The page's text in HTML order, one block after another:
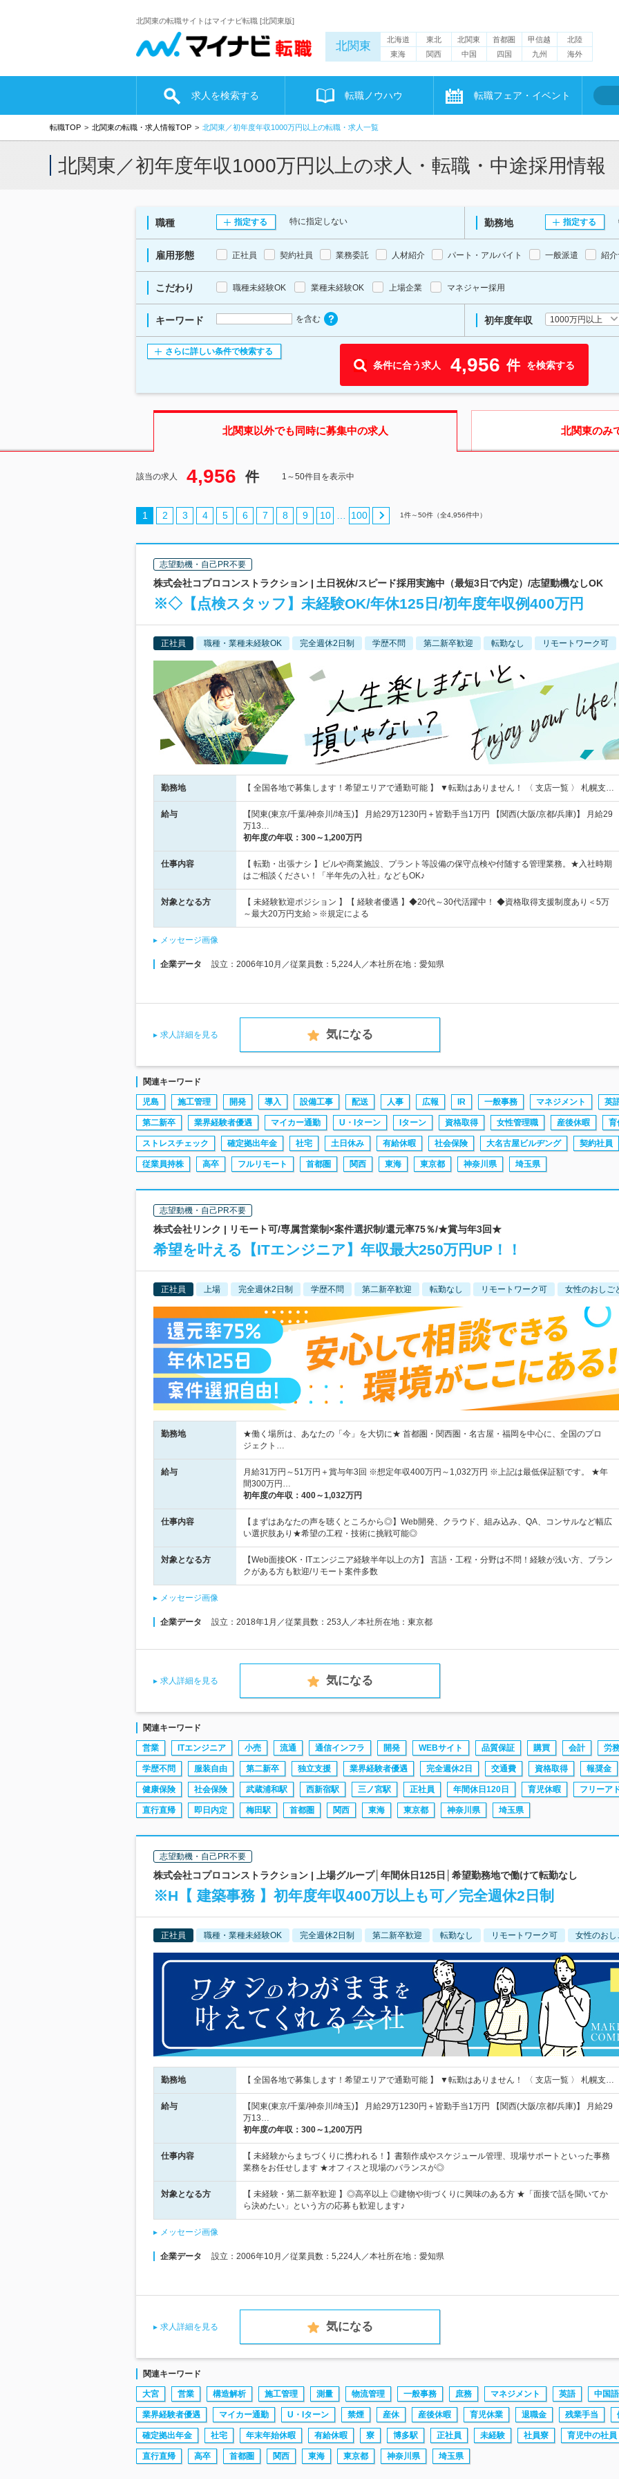
北関東の転職サイトはマイナビ転職 [北関東版]
北関東 北海道 東北 北関東 首都圏 甲信越
北陸
東海
関西 中国 四国 九州 海外
求人を検索する 転職ノウハウ 転職フェア・イベント
転職TOP 北関東の転職・求人情報TOP 北関東／初年度年収1000万円以上の転職・求人一覧
北関東／初年度年収1000万円以上の求人・転職・中途採用情報
職種 指定する 特に指定しない 勤務地 指定する
雇用形態 正社員 契約社員 業務委託 人材紹介 パート・アルバイト 一般派遣 紹
こだわり 職種未経験OK 業種未経験OK 上場企業 マネジャー採用
キーワード を含む 初年度年収 1000万円以上
さらに詳しい条件で検索する
条件に合う求人 4,956 件 を検索する
北関東以外でも同時に募集中の求人 北関東のみ
該当の求人 4,956 件 1～50件目を表示中
1 2 3 4 5 6 7 8 9 10 … 100 1件～50件（全4,956件中）
志望動機・自己PR不要
株式会社コプロコンストラクション | 土日祝休/スピード採用実施中（最短3日で内定）/志望動機なしOK
※◇【点検スタッフ】未経験OK/年休125日/初年度年収例400万円
正社員 職種・業種未経験OK 完全週休2日制 学歴不問 第二新卒歓迎 転勤なし リモートワーク可
勤務地 【 全国各地で募集します！希望エリアで通勤可能 】 ▼転勤はありません！ 〈 支店一覧 〉 札幌支…
給与
【関東(東京/千葉/神奈川/埼玉)】 月給29万1230円＋皆勤手当1万円 【関西(大阪/京都/兵庫)】 月給29
万13…
初年度の年収： 300～1,200万円
仕事内容
【 転勤・出張ナシ 】ビルや商業施設、プラント等設備の保守点検や付随する管理業務。★入社時期
はご相談ください！「半年先の入社」などもOK♪
対象となる方
【 未経験歓迎ポジション 】【 経験者優遇 】◆20代～30代活躍中！ ◆資格取得支援制度あり＜5万
～最大20万円支給＞※規定による
メッセージ画像
企業データ 設立：2006年10月／従業員数：5,224人／本社所在地：愛知県
求人詳細を見る 気になる
関連キーワード
児島 施工管理 開発 導入 設備工事 配送 人事 広報 IR 一般事務 マネジメント 英
第二新卒 業界経験者優遇 マイカー通勤 U・Iターン Iターン 資格取得 女性管理職 産後休暇 育
ストレスチェック 確定拠出年金 社宅 土日休み 有給休暇 社会保険 大名古屋ビルヂング 契約社員
従業員持株 高卒 フルリモート 首都圏 関西 東海 東京都 神奈川県 埼玉県
志望動機・自己PR不要
株式会社リンク | リモート可/専属営業制×案件選択制/還元率75％/★賞与年3回★
希望を叶える【ITエンジニア】年収最大250万円UP！！
正社員 上場 完全週休2日制 学歴不問 第二新卒歓迎 転勤なし リモートワーク可 女性のおしご
勤務地
★働く場所は、あなたの「今」を大切に★ 首都圏・関西圏・名古屋・福岡を中心に、全国のプロ
ジェクト…
給与
月給31万円～51万円＋賞与年3回 ※想定年収400万円～1,032万円 ※上記は最低保証額です。 ★年
間300万円…
初年度の年収： 400～1,032万円
仕事内容
【まずはあなたの声を聴くところから◎】Web開発、クラウド、組み込み、QA、コンサルなど幅広
い選択肢あり★希望の工程・技術に挑戦可能◎
対象となる方
【Web面接OK・ITエンジニア経験半年以上の方】 言語・工程・分野は不問！経験が浅い方、ブラン
クがある方も歓迎/リモート案件多数
メッセージ画像
企業データ 設立：2018年1月／従業員数：253人／本社所在地：東京都
求人詳細を見る 気になる
関連キーワード
営業 ITエンジニア 小売 流通 通信インフラ 開発 WEBサイト 品質保証 購買 会計 労
学歴不問 服装自由 第二新卒 独立支援 業界経験者優遇 完全週休2日 交通費 資格取得 報奨金
健康保険 社会保険 武蔵浦和駅 西新宿駅 三ノ宮駅 正社員 年間休日120日 育児休暇 フリーア
直行直帰 即日内定 梅田駅 首都圏 関西 東海 東京都 神奈川県 埼玉県
志望動機・自己PR不要
株式会社コプロコンストラクション | 上場グループ│年間休日125日│希望勤務地で働けて転勤なし
※H【 建築事務 】初年度年収400万以上も可／完全週休2日制
正社員 職種・業種未経験OK 完全週休2日制 第二新卒歓迎 転勤なし リモートワーク可 女性のお
勤務地 【 全国各地で募集します！希望エリアで通勤可能 】 ▼転勤はありません！ 〈 支店一覧 〉 札幌支…
給与
【関東(東京/千葉/神奈川/埼玉)】 月給29万1230円＋皆勤手当1万円 【関西(大阪/京都/兵庫)】 月給29
万13…
初年度の年収： 300～1,200万円
仕事内容
【 未経験からまちづくりに携われる！】書類作成やスケジュール管理、現場サポートといった事務
業務をお任せします ★オフィスと現場のバランスが◎
対象となる方
【 未経験・第二新卒歓迎 】◎高卒以上 ◎建物や街づくりに興味のある方 ★「面接で話を聞いてか
ら決めたい」という方の応募も歓迎します♪
メッセージ画像
企業データ 設立：2006年10月／従業員数：5,224人／本社所在地：愛知県
求人詳細を見る 気になる
関連キーワード
大宮 営業 構造解析 施工管理 測量 物流管理 一般事務 庶務 マネジメント 英語 中国語
業界経験者優遇 マイカー通勤 U・Iターン 禁煙 産休 産後休暇 育児休業 退職金 残業手当
確定拠出年金 社宅 年末年始休暇 有給休暇 寮 博多駅 正社員 未経験 社員寮 育児中の社員
直行直帰 高卒 首都圏 関西 東海 東京都 神奈川県 埼玉県